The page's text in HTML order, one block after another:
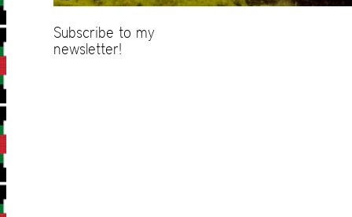
Subscribe to my
newsletter!